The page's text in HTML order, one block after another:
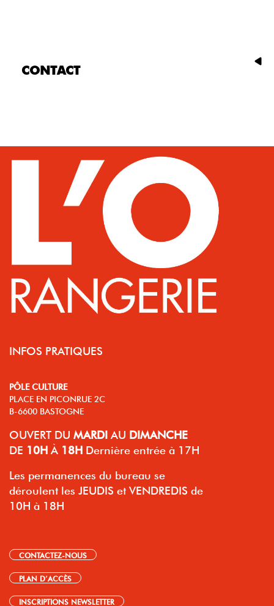
CONTACT
INFOS PRATIQUES
PÔLE CULTURE
PLACE EN PICONRUE 2C
B-6600 BASTOGNE
OUVERT DU MARDI AU DIMANCHE
DE 10H À 18H Dernière entrée à 17H
Les permanences du bureau se
déroulent les JEUDIS et VENDREDIS de
10H à 18H
CONTACTEZ-NOUS
PLAN D’ACCÈS
INSCRIPTIONS NEWSLETTER